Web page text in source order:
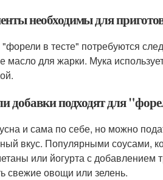
необходимы для
в тесте" потребуются
масло для жарки. Мука
добавки подходят для
и сама по себе, но можно
вкус. Популярными соусами,
или йогурта с добавлением
свежие овощи или зелень.